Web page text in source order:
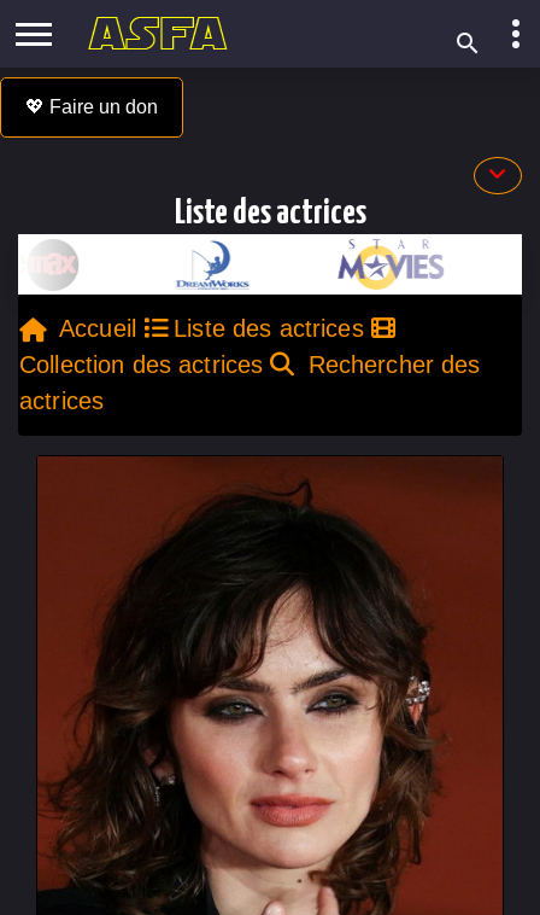
💖 Faire un don
Liste des actrices
Accueil
Liste des actrices
Collection des actrices
Rechercher des
actrices